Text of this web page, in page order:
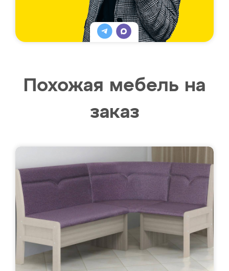
Похожая мебель на
заказ